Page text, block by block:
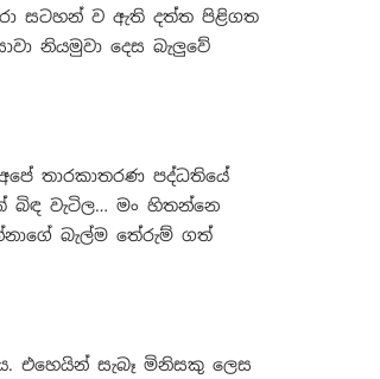
සටහන් ව ඇති දත්ත පිළිගත
නියමුවා දෙස බැලුවේ
තාරකාතරණ පද්ධතියේ
බිඳ වැටිල… මං හිතන්නෙ
බැල්ම තේරුම් ගත්
එහෙයින් සැබෑ මිනිසකු ලෙස